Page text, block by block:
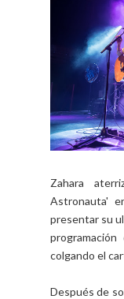
Zahara
Astronauta'
presentar su
colgando el
Después de